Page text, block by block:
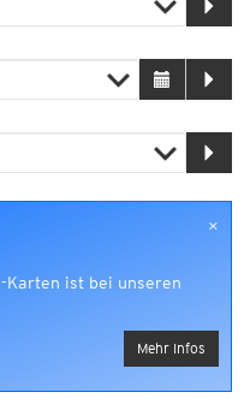
×
Karten ist bei unseren
Mehr Infos